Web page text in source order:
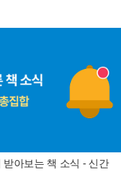
받아보는 책 소식 - 신간